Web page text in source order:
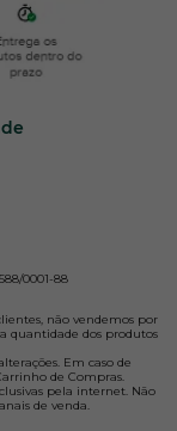
0001-88
não vendemos por
quantidade dos produtos
Em caso de
de Compras.
pela internet. Não
de venda.